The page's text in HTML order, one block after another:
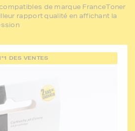
de marque FranceToner
rapport qualité en affichant la
DES VENTES